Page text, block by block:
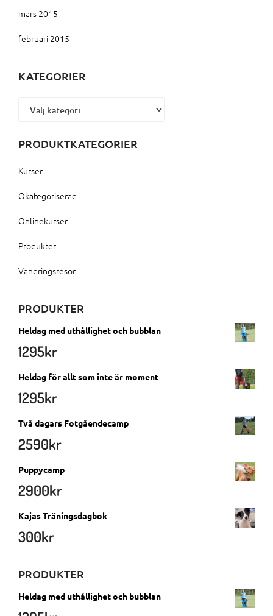
mars 2015
februari 2015
KATEGORIER
Kategorier
PRODUKTKATEGORIER
Kurser
Okategoriserad
Onlinekurser
Produkter
Vandringsresor
PRODUKTER
Heldag med uthållighet och bubblan
1295kr
Heldag för allt som inte är moment
1295kr
Två dagars Fotgåendecamp
2590kr
Puppycamp
2900kr
Kajas Träningsdagbok
300kr
PRODUKTER
Heldag med uthållighet och bubblan